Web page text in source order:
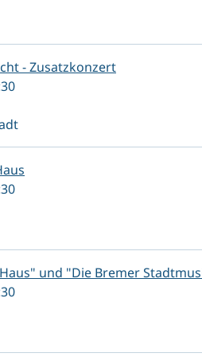
- Zusatzkonzert
und "Die Bremer